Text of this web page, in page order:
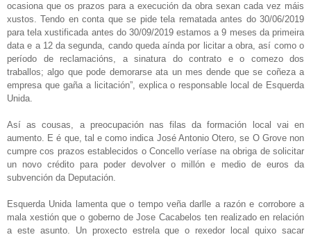
ocasiona que os prazos para a execución da obra sexan cada vez máis
xustos. Tendo en conta que se pide tela rematada antes do 30/06/2019
para tela xustificada antes do 30/09/2019 estamos a 9 meses da primeira
data e a 12 da segunda, cando queda aínda por licitar a obra, así como o
período de reclamacións, a sinatura do contrato e o comezo dos
traballos; algo que pode demorarse ata un mes dende que se coñeza a
empresa que gaña a licitación”, explica o responsable local de Esquerda
Unida.
Así as cousas, a preocupación nas filas da formación local vai en
aumento. E é que, tal e como indica José Antonio Otero, se O Grove non
cumpre cos prazos establecidos o Concello veríase na obriga de solicitar
un novo crédito para poder devolver o millón e medio de euros da
subvención da Deputación.
Esquerda Unida lamenta que o tempo veña darlle a razón e corrobore a
mala xestión que o goberno de Jose Cacabelos ten realizado en relación
a este asunto. Un proxecto estrela que o rexedor local quixo sacar